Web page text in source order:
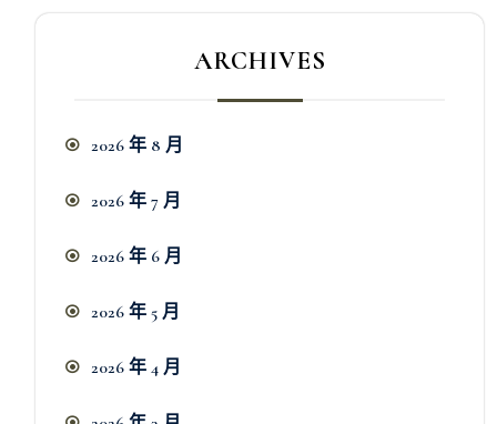
ARCHIVES
2026 年 8 月
2026 年 7 月
2026 年 6 月
2026 年 5 月
2026 年 4 月